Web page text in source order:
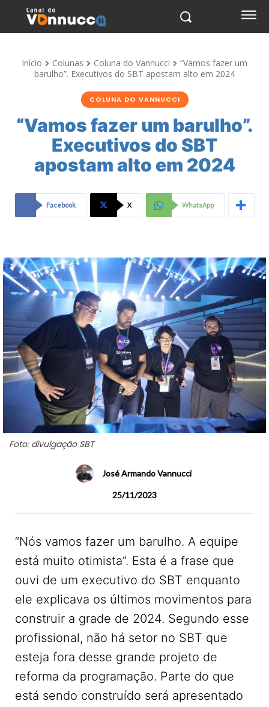
Início Colunas Coluna do Vannucci
“Vamos fazer um
barulho”. Executivos do SBT apostam alto em 2024
COLUNA DO VANNUCCI
“Vamos fazer um barulho”.
Executivos do SBT
apostam alto em 2024
Facebook X WhatsApp
Foto: divulgação SBT
José Armando Vannucci
25/11/2023
“Nós vamos fazer um barulho. A equipe
está muito otimista”. Esta é a frase que
ouvi de um executivo do SBT enquanto
ele explicava os últimos movimentos para
construir a grade de 2024. Segundo esse
profissional, não há setor no SBT que
esteja fora desse grande projeto de
reforma da programação. Parte do que
está sendo construído será apresentado